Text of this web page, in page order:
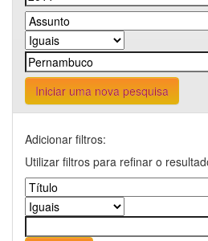
Iniciar uma nova pesquisa
Adicionar filtros:
Utilizar filtros para refinar o